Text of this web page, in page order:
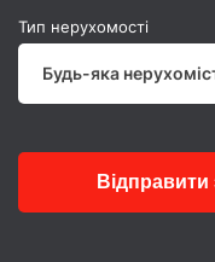
Тип нерухомості
Будь-яка
Відправити